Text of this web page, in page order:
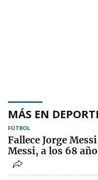
MÁS EN
FÚTBOL
Fallece Jorge
Messi, a los 68